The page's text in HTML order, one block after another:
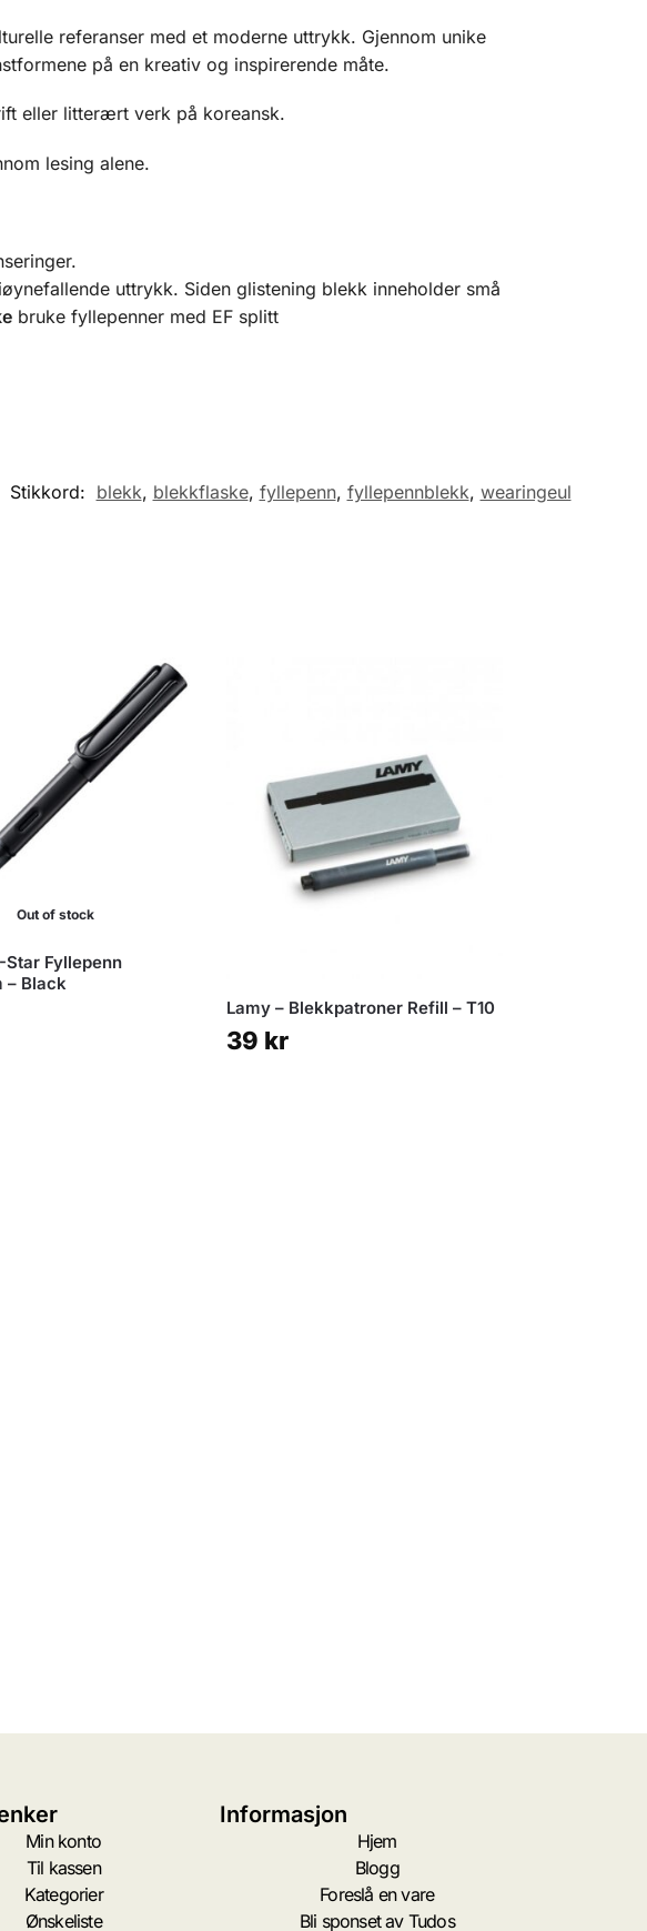
referanser med et moderne uttrykk. Gjennom unike
på en kreativ og inspirerende måte.
eller litterært verk på koreansk.
lesing alene.
uttrykk. Siden glistening blekk inneholder små
bruke fyllepenner med EF splitt
Stikkord: blekk, blekkflaske, fyllepenn, fyllepennblekk, wearingeul
Out of stock
Star Fyllepenn
– Black
Lamy – Blekkpatroner Refill – T10
39 kr
Min konto
Til kassen
Kategorier
Ønskeliste
Informasjon
Hjem
Blogg
Foreslå en vare
Bli sponset av Tudos